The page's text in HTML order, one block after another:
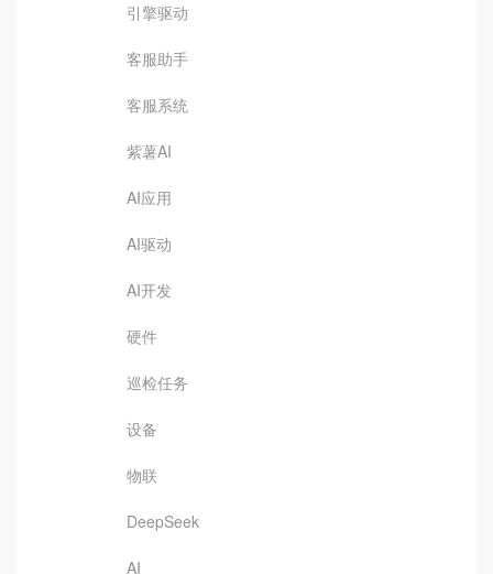
引擎驱动
客服助手
客服系统
紫薯AI
AI应用
AI驱动
AI开发
硬件
巡检任务
设备
物联
DeepSeek
AI